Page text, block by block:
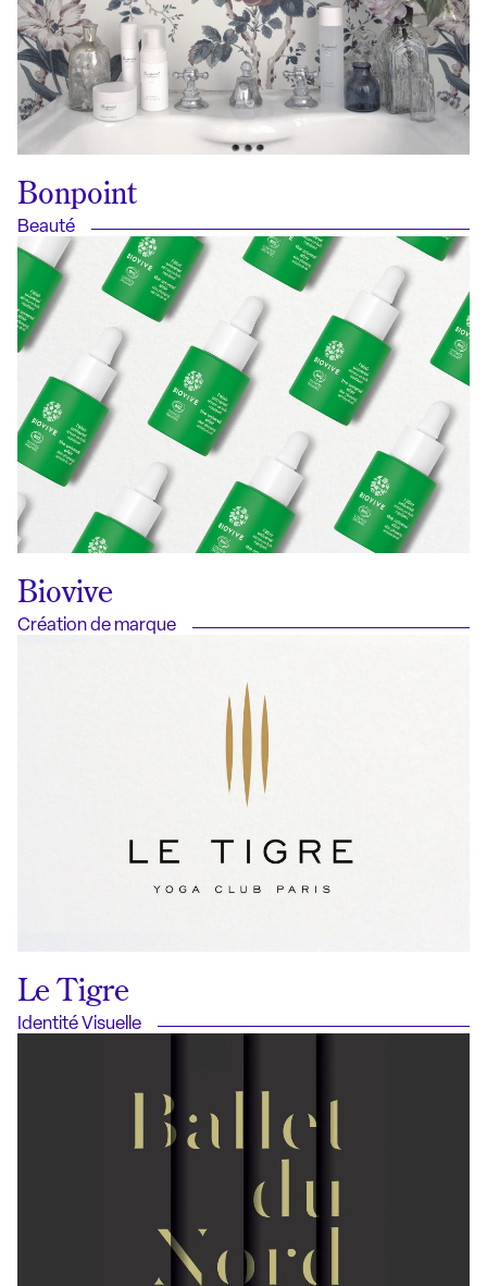
Bonpoint
Beauté
Biovive
Création de marque
Le Tigre
Identité Visuelle